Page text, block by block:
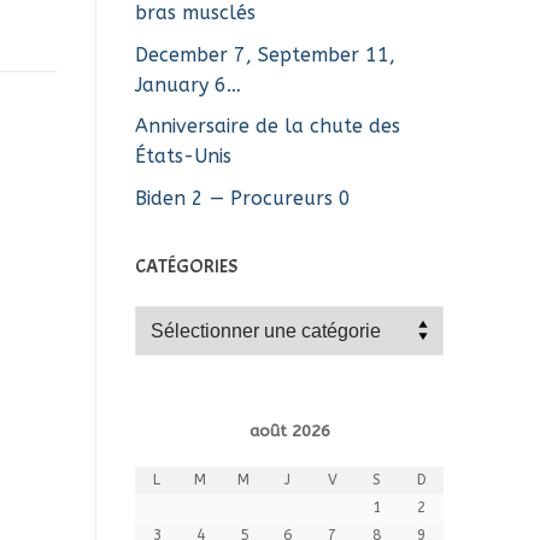
bras musclés
December 7, September 11,
January 6…
Anniversaire de la chute des
États-Unis
Biden 2 — Procureurs 0
CATÉGORIES
Catégories
août 2026
L M M J V S
D
1
2
3
4 5 6 7 8
9